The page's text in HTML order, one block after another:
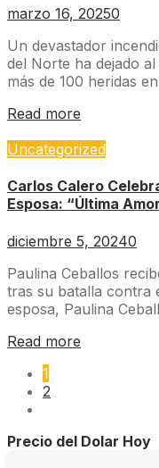
marzo 16, 20250
Un devastador
del Norte ha dejado
más de 100 heridas
Read more
Uncategorized
Carlos Calero
Esposa: “Última
diciembre 5, 20240
Paulina Ceballos
tras su batalla contra
esposa, Paulina
Read more
1
2
Precio del Dolar Hoy